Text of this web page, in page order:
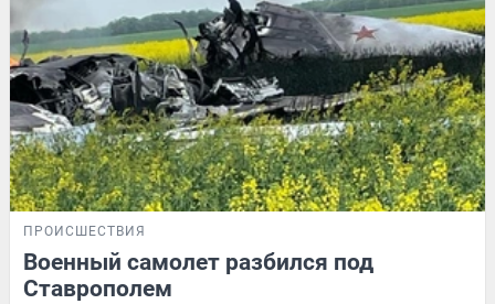
ПРОИСШЕСТВИЯ
Военный самолет разбился под
Ставрополем